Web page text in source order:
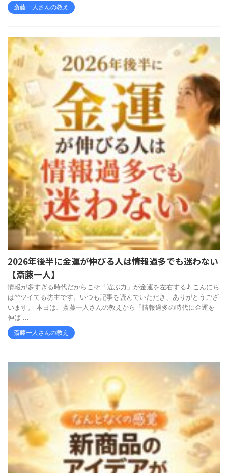
斎藤一人さんの教え
2026年後半に金運が伸びる人は情報過多でも迷わない
【斎藤一人】
情報が多すぎる時代だからこそ「選ぶ力」が金運を左右する♪ こんにち
は^^ツイてる坊主です。いつも記事を読んでいただき、ありがとうござ
います。 本日は、斎藤一人さんの教えから「情報過多の時代に金運を
伸ば ...
斎藤一人さんの教え